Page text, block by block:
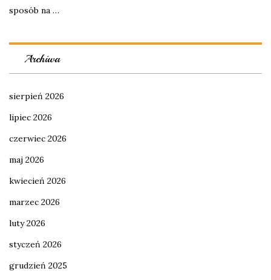
sposób na …
Archiwa
sierpień 2026
lipiec 2026
czerwiec 2026
maj 2026
kwiecień 2026
marzec 2026
luty 2026
styczeń 2026
grudzień 2025